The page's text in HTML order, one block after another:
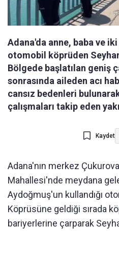
Adana'da anne, baba ve
otomobil köprüden
Bölgede başlatılan geniş
sonrasında aileden acı
cansız bedenleri
çalışmaları takip eden
Kaydet
Adana'nın merkez
Mahallesi'nde meydana
Aydoğmuş'un kullandığı
Köprüsüne geldiği sırada
bariyerlerine çarparak